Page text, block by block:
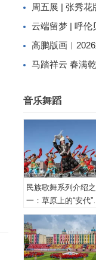
周五展 | 张秀花
云端留梦 | 呼伦贝尔
高鹏版画
马踏祥云 春满乾坤——2026
音乐舞蹈
民族歌舞系列介绍之
一：草原上的“安代”
安代舞